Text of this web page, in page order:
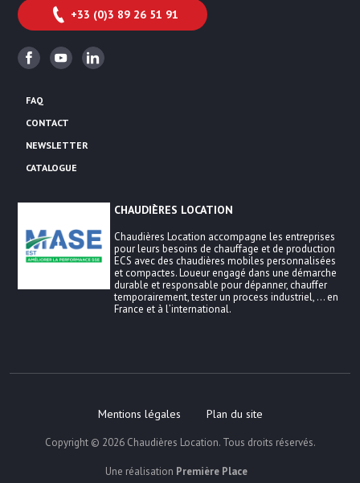
+33 (0)3 89 26 51 91
FacebookYoutubeLinkedin
FAQ
CONTACT
NEWSLETTER
CATALOGUE
CHAUDIÈRES LOCATION
Chaudières Location accompagne les entreprises
pour leurs besoins de chauffage et de production
ECS avec des chaudières mobiles personnalisées
et compactes. Loueur engagé dans une démarche
durable et responsable pour dépanner, chauffer
temporairement, tester un process industriel, … en
France et à l’international.
Mentions légales Plan du site
Copyright © 2026 Chaudières Location. Tous droits réservés.
Une réalisation Première Place